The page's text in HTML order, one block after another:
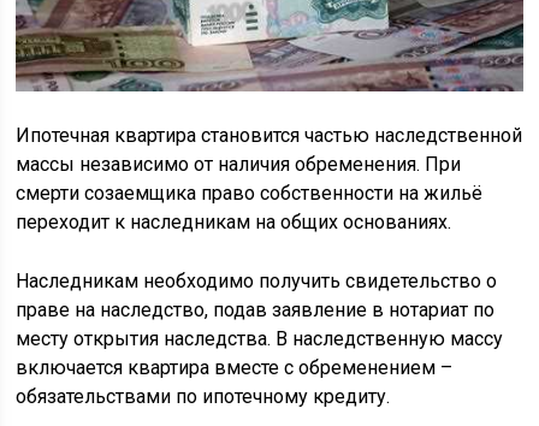
Ипотечная квартира становится частью наследственной
массы независимо от наличия обременения. При
смерти созаемщика право собственности на жильё
переходит к наследникам на общих основаниях.
Наследникам необходимо получить свидетельство о
праве на наследство, подав заявление в нотариат по
месту открытия наследства. В наследственную массу
включается квартира вместе с обременением –
обязательствами по ипотечному кредиту.